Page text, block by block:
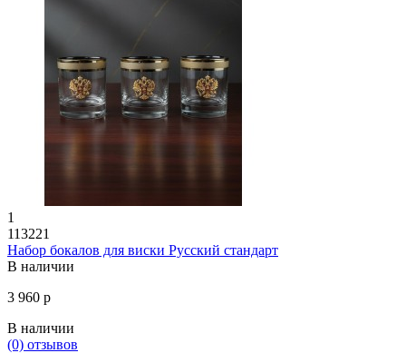
1
113221
Набор бокалов для виски Русский стандарт
В наличии
3 960 р
В наличии
(0) отзывов